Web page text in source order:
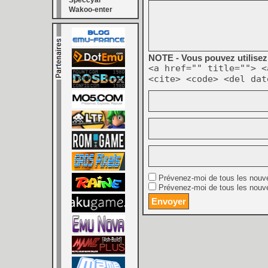
Wakoo-enter
NOTE - Vous pouvez
<a href="" title="">
<cite> <code> <del
Prévenez-moi de tous les
Prévenez-moi de tous les